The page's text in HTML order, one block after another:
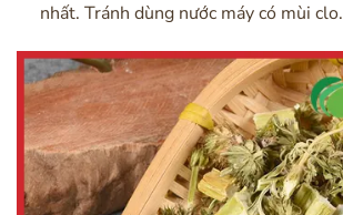
nhất. Tránh dùng nước máy có mùi clo.